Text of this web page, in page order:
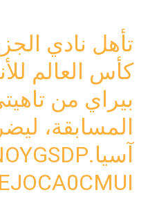
تأهل نادي
بيراي من
المسابقة،
آسيا.